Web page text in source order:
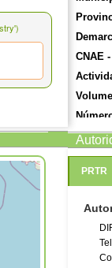
CNAE
y
PRTR